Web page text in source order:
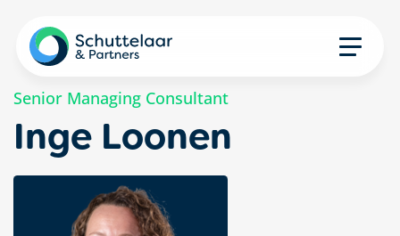
Senior Managing Consultant
Inge Loonen